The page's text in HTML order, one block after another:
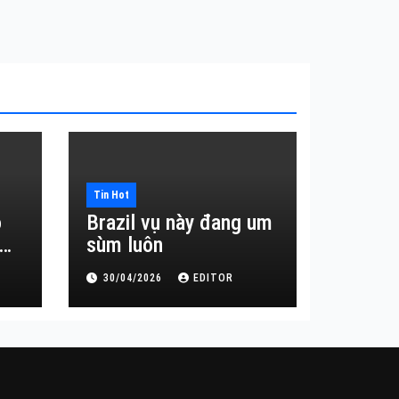
Tin Hot
Brazil vụ này đang um
sùm luôn
30/04/2026 EDITOR